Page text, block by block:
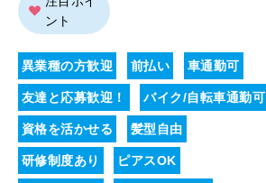
ント
異業種の方歓迎 前払い 車通勤可
友達と応募歓迎！ バイク/自転車通勤可
資格を活かせる 髪型自由
研修制度あり ピアスOK